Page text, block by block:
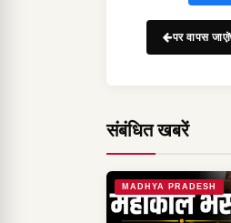
पर वापस
संबंधित खबरें
MADHYA PRADESH